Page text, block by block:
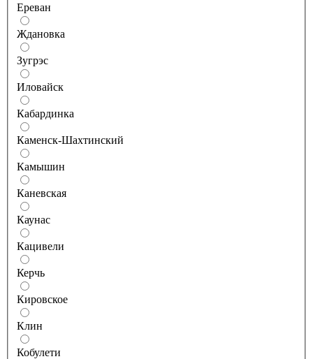
Ереван
Ждановка
Зугрэс
Иловайск
Кабардинка
Каменск-Шахтинский
Камышин
Каневская
Каунас
Кацивели
Керчь
Кировское
Клин
Кобулети